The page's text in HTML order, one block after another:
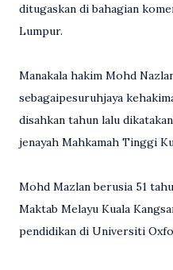
ditugaskan di bahagian
Lumpur.
Manakala hakim Mohd
sebagaipesuruhjaya
disahkan tahun lalu
jenayah Mahkamah Tinggi
Mohd Mazlan berusia 51
Maktab Melayu Kuala
pendidikan di Universiti